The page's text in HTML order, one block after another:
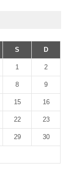
S D
1 2
8 9
15 16
22 23
29 30